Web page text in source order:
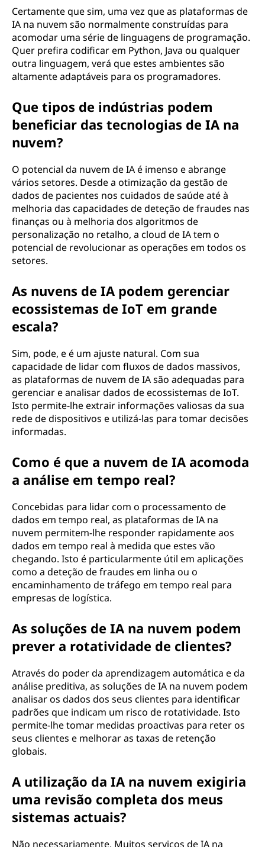
Certamente que sim, uma vez que as plataformas de
IA na nuvem são normalmente construídas para
acomodar uma série de linguagens de programação.
Quer prefira codificar em Python, Java ou qualquer
outra linguagem, verá que estes ambientes são
altamente adaptáveis para os programadores.
Que tipos de indústrias podem
beneficiar das tecnologias de IA na
nuvem?
O potencial da nuvem de IA é imenso e abrange
vários setores. Desde a otimização da gestão de
dados de pacientes nos cuidados de saúde até à
melhoria das capacidades de deteção de fraudes nas
finanças ou à melhoria dos algoritmos de
personalização no retalho, a cloud de IA tem o
potencial de revolucionar as operações em todos os
setores.
As nuvens de IA podem gerenciar
ecossistemas de IoT em grande
escala?
Sim, pode, e é um ajuste natural. Com sua
capacidade de lidar com fluxos de dados massivos,
as plataformas de nuvem de IA são adequadas para
gerenciar e analisar dados de ecossistemas de IoT.
Isto permite-lhe extrair informações valiosas da sua
rede de dispositivos e utilizá-las para tomar decisões
informadas.
Como é que a nuvem de IA acomoda
a análise em tempo real?
Concebidas para lidar com o processamento de
dados em tempo real, as plataformas de IA na
nuvem permitem-lhe responder rapidamente aos
dados em tempo real à medida que estes vão
chegando. Isto é particularmente útil em aplicações
como a deteção de fraudes em linha ou o
encaminhamento de tráfego em tempo real para
empresas de logística.
As soluções de IA na nuvem podem
prever a rotatividade de clientes?
Através do poder da aprendizagem automática e da
análise preditiva, as soluções de IA na nuvem podem
analisar os dados dos seus clientes para identificar
padrões que indicam um risco de rotatividade. Isto
permite-lhe tomar medidas proactivas para reter os
seus clientes e melhorar as taxas de retenção
globais.
A utilização da IA na nuvem exigiria
uma revisão completa dos meus
sistemas actuais?
Não necessariamente. Muitos serviços de IA na